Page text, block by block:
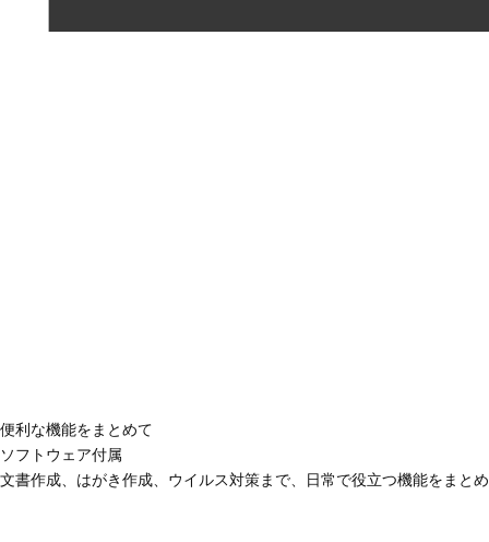
便利な機能をまとめて
ソフトウェア付属
文書作成、はがき作成、ウイルス対策まで、日常で役立つ機能をまと